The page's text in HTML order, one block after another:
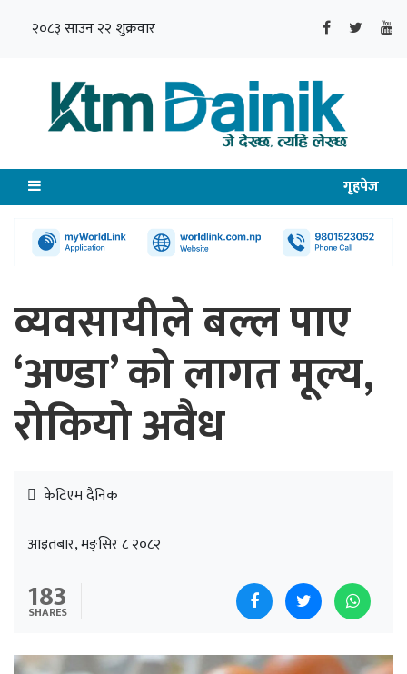
२०८३ साउन २२ शुक्रवार
गृहपेज
व्यवसायीले बल्ल पाए
‘अण्डा’ को लागत मूल्य,
रोकियो अवैध
केटिएम दैनिक
आइतबार, मङ्सिर ८ २०८२
183
SHARES